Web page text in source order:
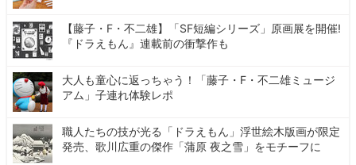
【藤子・F・不二雄】「SF短編シリーズ」原画展を開催!
『ドラえもん』連載前の衝撃作も
大人も童心に返っちゃう！「藤子・F・不二雄ミュージ
アム」子連れ体験レポ
職人たちの技が光る「ドラえもん」浮世絵木版画が限定
発売、歌川広重の傑作「蒲原 夜之雪」をモチーフに